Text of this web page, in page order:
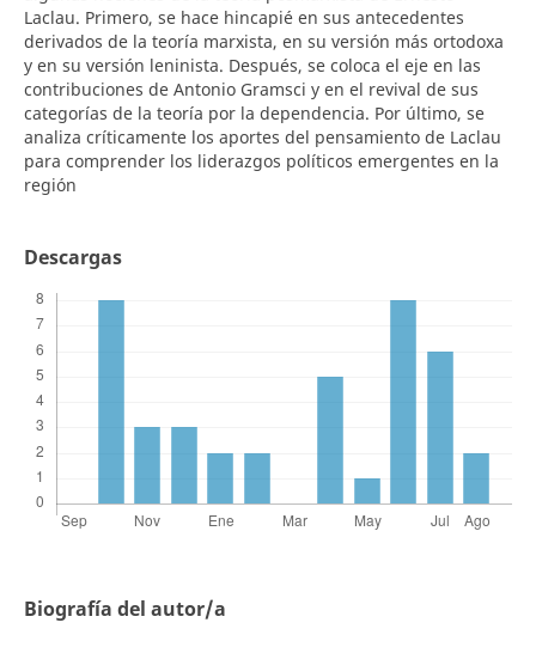
Laclau. Primero, se hace hincapié en sus antecedentes
derivados de la teoría marxista, en su versión más ortodoxa
y en su versión leninista. Después, se coloca el eje en las
contribuciones de Antonio Gramsci y en el revival de sus
categorías de la teoría por la dependencia. Por último, se
analiza críticamente los aportes del pensamiento de Laclau
para comprender los liderazgos políticos emergentes en la
región
Descargas
Biografía del autor/a